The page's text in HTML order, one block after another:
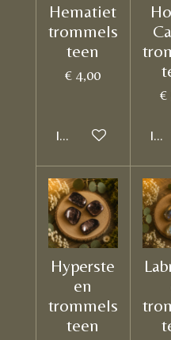
Hematiet
trommels
teen
€ 4,00
In winkelwagen
€
In
Hyperste
en
trommels
teen